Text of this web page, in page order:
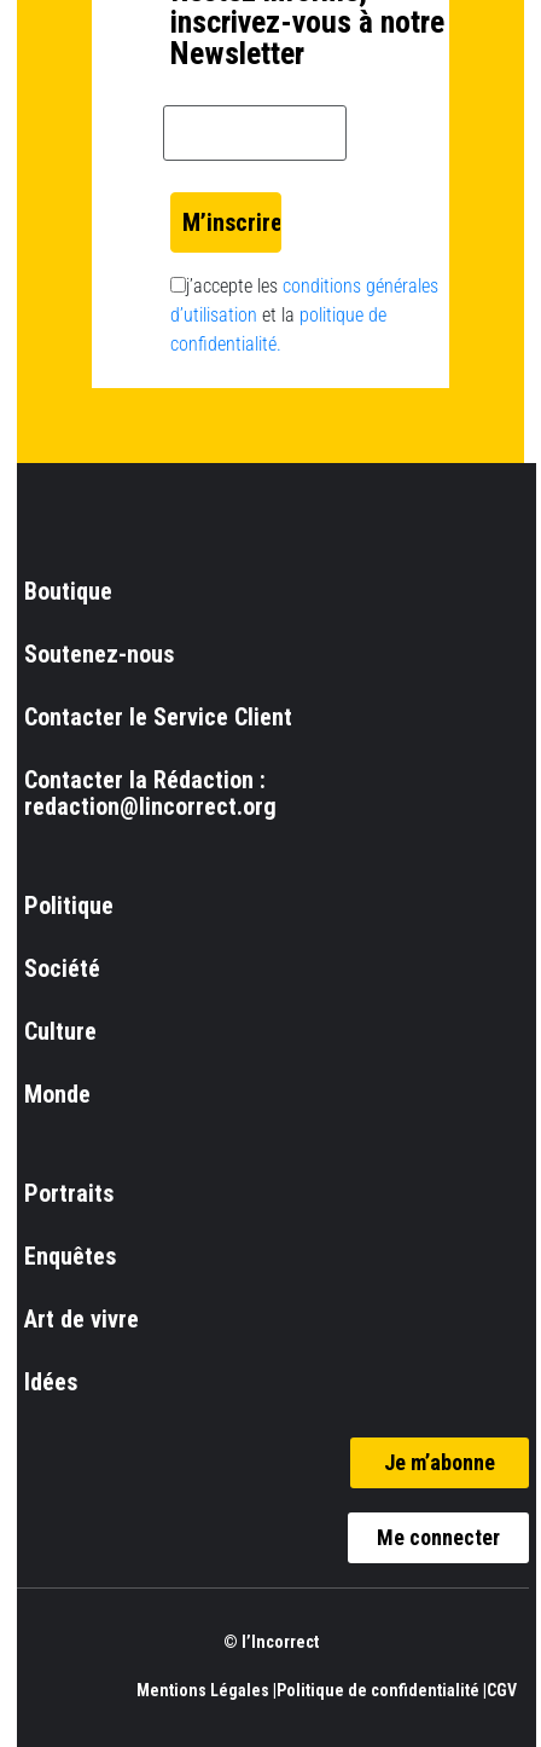
inscrivez-vous à notre
Newsletter
j’accepte les conditions générales
d’utilisation et la politique de
confidentialité.
Boutique
Soutenez-nous
Contacter le Service Client
Contacter la Rédaction :
redaction@lincorrect.org
Politique
Société
Culture
Monde
Portraits
Enquêtes
Art de vivre
Idées
Je m’abonne
Me connecter
© l’Incorrect
Mentions Légales |Politique de confidentialité |CGV